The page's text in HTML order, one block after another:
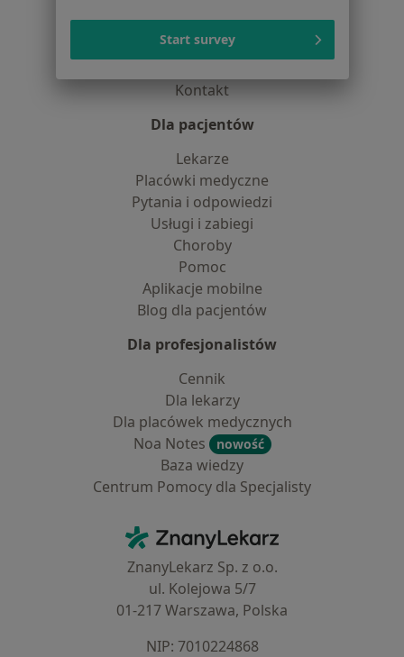
Praca Rekrutujemy!
Partnerzy
Kontakt
Dla pacjentów
Lekarze
Placówki medyczne
Pytania i odpowiedzi
Usługi i zabiegi
Choroby
Pomoc
Aplikacje mobilne
Blog dla pacjentów
Dla profesjonalistów
Cennik
Dla lekarzy
Dla placówek medycznych
Noa Notes
nowość
Baza wiedzy
Centrum Pomocy dla Specjalisty
ZnanyLekarz - Strona główna
ZnanyLekarz Sp. z o.o.
ul. Kolejowa 5/7
01-217 Warszawa, Polska
NIP: ⁠7010224868
Start survey